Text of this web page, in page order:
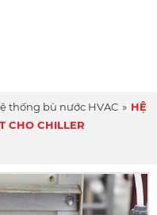
thống bù nước HVAC » HỆ
CHO CHILLER